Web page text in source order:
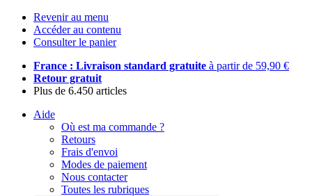
Revenir au menu
Accéder au contenu
Consulter le panier
France : Livraison standard gratuite à partir de 59,90 €
Retour gratuit
Plus de 6.450 articles
Aide
Où est ma commande ?
Retours
Frais d'envoi
Modes de paiement
Nous contacter
Toutes les rubriques